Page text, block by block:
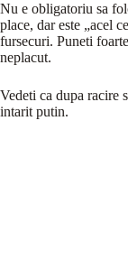
Nu e obligatoriu sa
place, dar este „acel
fursecuri. Puneti
neplacut.
Vedeti ca dupa racire
intarit putin.